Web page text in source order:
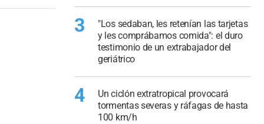
3
"Los sedaban, les retenían las tarjetas
y les comprábamos comida": el duro
testimonio de un extrabajador del
geriátrico
4
Un ciclón extratropical provocará
tormentas severas y ráfagas de hasta
100 km/h